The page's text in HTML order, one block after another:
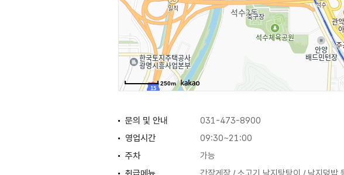
250m
문의 및 안내 031-473-8900
영업시간
09:30~21:00
주차
가능